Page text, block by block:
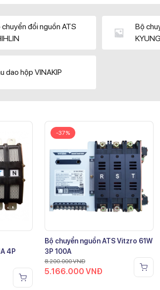
chuyển đổi nguồn ATS
Bộ
dao hộp VINAKIP
4P
-37%
Bộ chuyển nguồn ATS Vitzro 61W
3P 100A
8.200.000VNĐ
5.166.000 VNĐ